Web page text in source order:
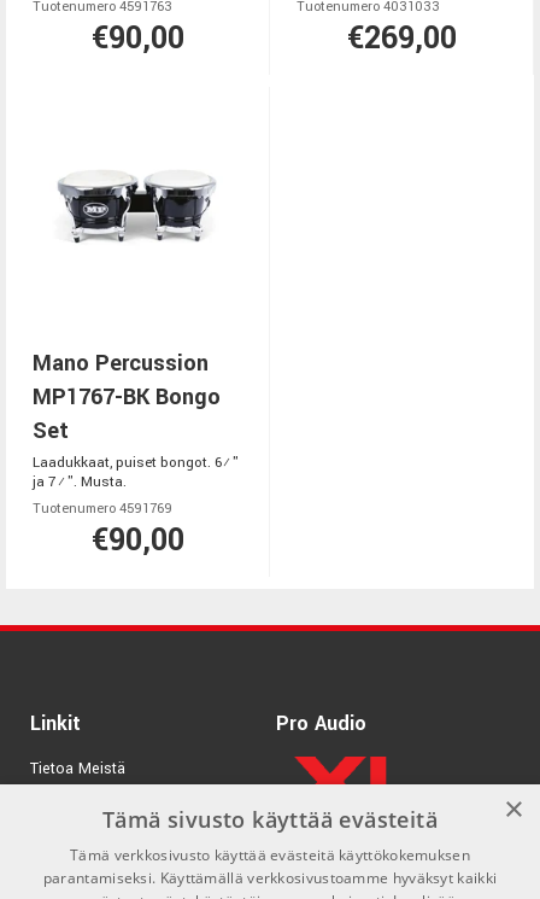
Tuotenumero 4591763
€90,00
Tuotenumero 4031033
€269,00
Mano Percussion
MP1767-BK Bongo
Set
Laadukkaat, puiset bongot. 6½"
ja 7½". Musta.
Tuotenumero 4591769
€90,00
Linkit
Tietoa Meistä
Tuotemerkit
Kirjaudu
Pro Audio
×
Tämä sivusto käyttää evästeitä
Tämä verkkosivusto käyttää evästeitä käyttökokemuksen
parantamiseksi. Käyttämällä verkkosivustoamme hyväksyt kaikki